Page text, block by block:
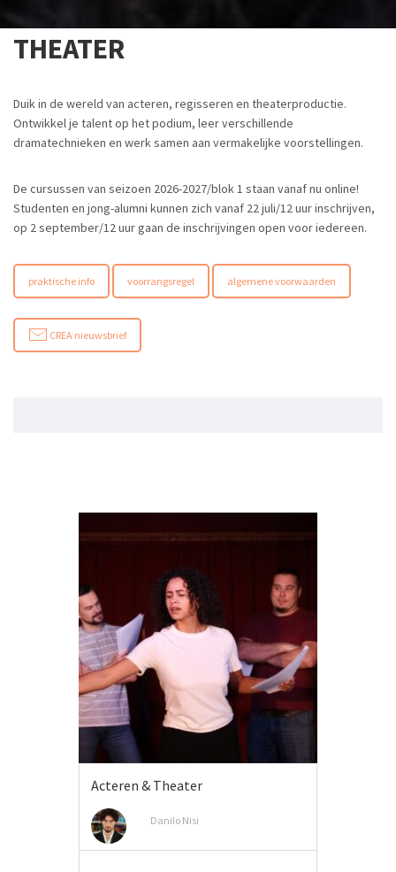
THEATER
Duik in de wereld van acteren, regisseren en theaterproductie.
Ontwikkel je talent op het podium, leer verschillende
dramatechnieken en werk samen aan vermakelijke voorstellingen.
De cursussen van seizoen 2026-2027/blok 1 staan vanaf nu online!
Studenten en jong-alumni kunnen zich vanaf 22 juli/12 uur inschrijven,
op 2 september/12 uur gaan de inschrijvingen open voor iedereen.
praktische info voorrangsregel algemene voorwaarden
CREA nieuwsbrief
Acteren & Theater
Danilo Nisi